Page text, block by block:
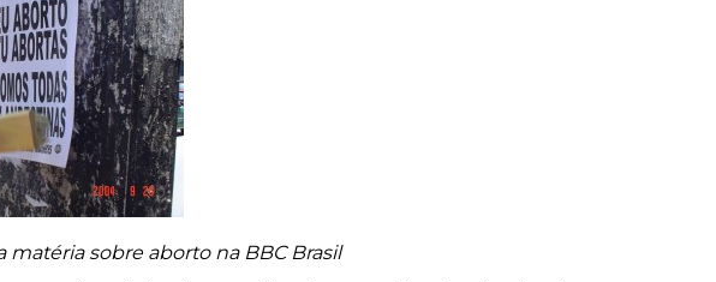
matéria sobre aborto na BBC Brasil